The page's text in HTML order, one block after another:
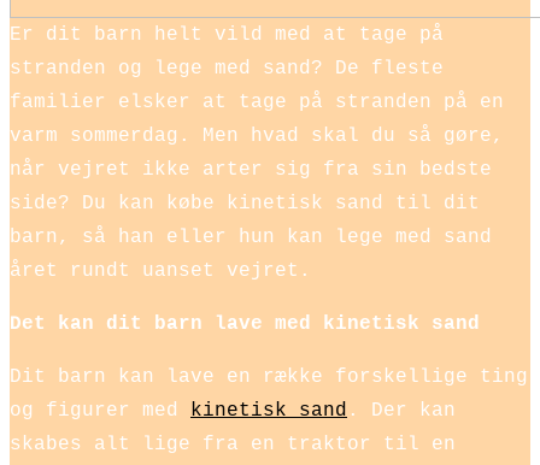
Er dit barn helt vild med at tage på
stranden og lege med sand? De fleste
familier elsker at tage på stranden på en
varm sommerdag. Men hvad skal du så gøre,
når vejret ikke arter sig fra sin bedste
side? Du kan købe kinetisk sand til dit
barn, så han eller hun kan lege med sand
året rundt uanset vejret.
Det kan dit barn lave med kinetisk sand
Dit barn kan lave en række forskellige ting
og figurer med kinetisk sand . Der kan
skabes alt lige fra en traktor til en